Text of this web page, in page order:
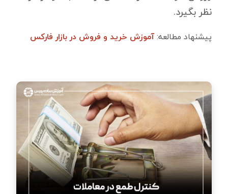
نظر بگیرد.
پیشنهاد مطالعه:آموزش خرید و فروش در بازار فارکس